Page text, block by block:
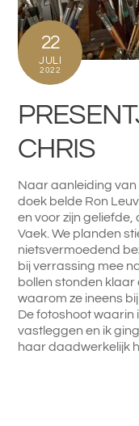
22
JULI
2022
CHRIS
Naar aanleiding
doek belde Ron
en voor zijn geliefde,
Vaek. We planden
nietsvermoedend
bij verrassing mee
bollen stonden
waarom ze ineens
De fotoshoot
vastleggen en ik
haar daadwerkelijk